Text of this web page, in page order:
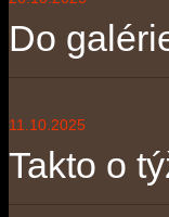
Do
11.10.2025
Takto o